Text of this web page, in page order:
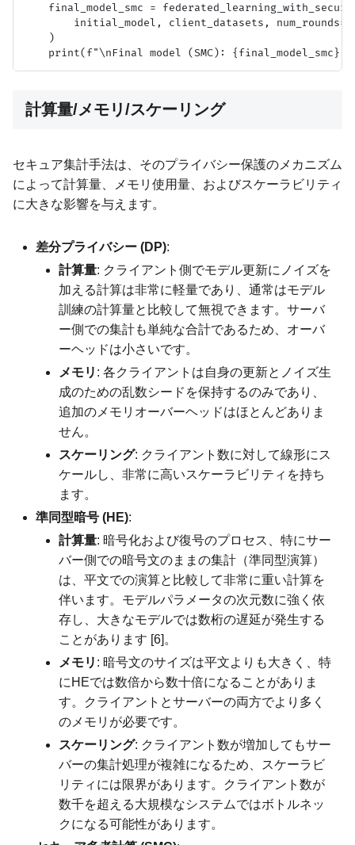
final_model_smc =
initial_model, client_datasets,
    )
計算量/メモリ/スケーリング
セキュア集計手法は、そのプライバシー保護のメカニズム
によって計算量、メモリ使用量、およびスケーラビリティ
に大きな影響を与えます。
差分プライバシー (DP):
計算量: クライアント側でモデル更新にノイズを
加える計算は非常に軽量であり、通常はモデル
訓練の計算量と比較して無視できます。サーバ
ー側での集計も単純な合計であるため、オーバ
ーヘッドは小さいです。
メモリ : 各クライアントは自身の更新とノイズ生
成のための乱数シードを保持するのみであり、
追加のメモリオーバーヘッドはほとんどありま
せん。
スケーリング: クライアント数に対して線形にス
ケールし、非常に高いスケーラビリティを持ち
ます。
準同型暗号 (HE):
計算量: 暗号化および復号のプロセス、特にサー
バー側での暗号文のままの集計（準同型演算）
は、平文での演算と比較して非常に重い計算を
伴います。モデルパラメータの次元数に強く依
存し、大きなモデルでは数桁の遅延が発生する
ことがあります [6]。
メモリ : 暗号文のサイズは平文よりも大きく、特
にHEでは数倍から数十倍になることがありま
す。クライアントとサーバーの両方でより多く
のメモリが必要です。
スケーリング: クライアント数が増加してもサー
バーの集計処理が複雑になるため、スケーラビ
リティには限界があります。クライアント数が
数千を超える大規模なシステムではボトルネッ
クになる可能性があります。